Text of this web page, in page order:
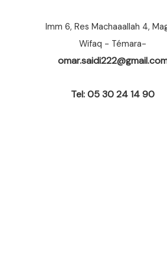
Imm 6, Res Machaaallah 4,
Wifaq - Témara-
Tel: 05 30 24 14 90